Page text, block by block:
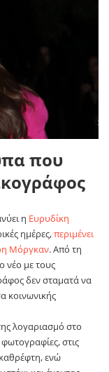
που
η Ευρυδίκη
ημέρες,περιμένει
Μόργκαν. Από τη
νέο με τους
δεν σταματά να
κοινωνικής
λογαριασμό στο
στις
ενώ